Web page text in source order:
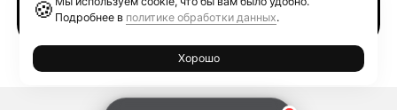
🍪 Подробнее в политике обработки данных.
Хорошо
Ethereum GAS Tracker